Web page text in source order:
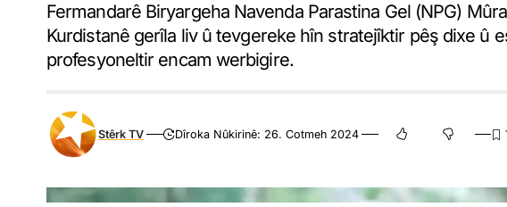
Fermandarê Biryargeha Navenda Parastina Gel (NPG)
Kurdistanê gerîla liv û tevgereke hîn stratejîktir pêş dixe û
profesyoneltir encam werbigire.
Stêrk TV Dîroka Nûkirinê: 26. Cotmeh 2024